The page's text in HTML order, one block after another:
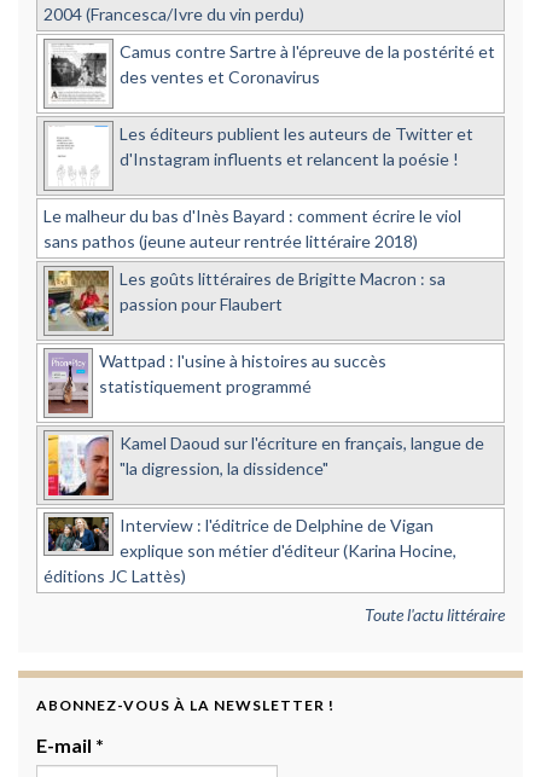
2004 (Francesca/Ivre du vin perdu)
Camus contre Sartre à l'épreuve de la postérité et
des ventes et Coronavirus
Les éditeurs publient les auteurs de Twitter et
d'Instagram influents et relancent la poésie !
Le malheur du bas d'Inès Bayard : comment écrire le viol
sans pathos (jeune auteur rentrée littéraire 2018)
Les goûts littéraires de Brigitte Macron : sa
passion pour Flaubert
Wattpad : l'usine à histoires au succès
statistiquement programmé
Kamel Daoud sur l'écriture en français, langue de
"la digression, la dissidence"
Interview : l'éditrice de Delphine de Vigan
explique son métier d'éditeur (Karina Hocine,
éditions JC Lattès)
Toute l'actu littéraire
ABONNEZ-VOUS À LA NEWSLETTER !
E-mail *